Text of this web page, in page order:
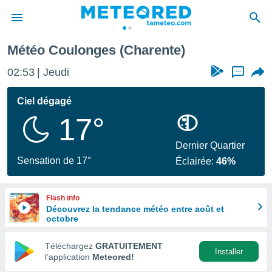
de
en
Météo Coulonges (Charente)
02:53 Jeudi ...
Ciel dégagé
17°
Sensation de 17°
Dernier Quartier
Éclairée:46%
Flash info
Découvrez la tendance météo entre août et
octobre
Téléchargez GRATUITEMENT
l’application Meteored!
Installer